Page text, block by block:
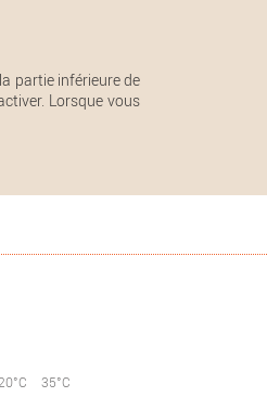
partie inférieure de
Lorsque vous
35°C